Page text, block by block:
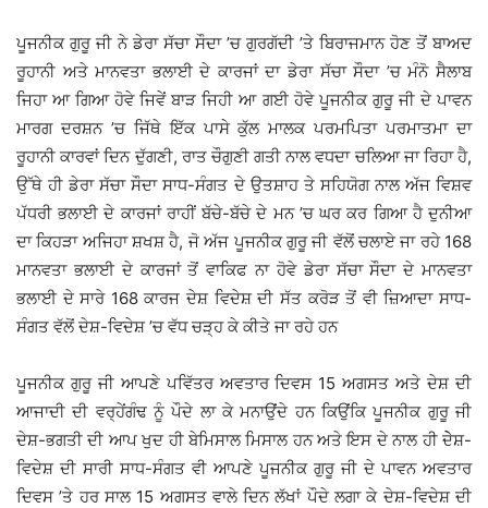
ਪੂਜਨੀਕ ਗੁਰੂ ਜੀ ਨੇ ਡੇਰਾ ਸੱਚਾ ਸੌਦਾ ’ਚ ਗੁਰਗੱਦੀ ’ਤੇ ਬਿਰਾਜਮਾਨ ਹੋਣ ਤੋਂ ਬਾਅਦ
ਰੂਹਾਨੀ ਅਤੇ ਮਾਨਵਤਾ ਭਲਾਈ ਦੇ ਕਾਰਜਾਂ ਦਾ ਡੇਰਾ ਸੱਚਾ ਸੌਦਾ ’ਚ ਮੰਨੋ ਸੈਲਾਬ
ਜਿਹਾ ਆ ਗਿਆ ਹੋਵੇ ਜਿਵੇਂ ਬਾੜ ਜਿਹੀ ਆ ਗਈ ਹੋਵੇ ਪੂਜਨੀਕ ਗੁਰੂ ਜੀ ਦੇ ਪਾਵਨ
ਮਾਰਗ ਦਰਸ਼ਨ ’ਚ ਜਿੱਥੇ ਇੱਕ ਪਾਸੇ ਕੁੱਲ ਮਾਲਕ ਪਰਮਪਿਤਾ ਪਰਮਾਤਮਾ ਦਾ
ਰੂਹਾਨੀ ਕਾਰਵਾਂ ਦਿਨ ਦੁੱਗਣੀ, ਰਾਤ ਚੌਗੁਣੀ ਗਤੀ ਨਾਲ ਵਧਦਾ ਚਲਿਆ ਜਾ ਰਿਹਾ ਹੈ,
ਉੱਥੇ ਹੀ ਡੇਰਾ ਸੱਚਾ ਸੌਦਾ ਸਾਧ-ਸੰਗਤ ਦੇ ਉਤਸ਼ਾਹ ਤੇ ਸਹਿਯੋਗ ਨਾਲ ਅੱਜ ਵਿਸ਼ਵ
ਪੱਧਰੀ ਭਲਾਈ ਦੇ ਕਾਰਜਾਂ ਰਾਹੀਂ ਬੱਚੇ-ਬੱਚੇ ਦੇ ਮਨ ’ਚ ਘਰ ਕਰ ਗਿਆ ਹੈ ਦੁਨੀਆ
ਦਾ ਕਿਹੜਾ ਅਜਿਹਾ ਸ਼ਖਸ਼ ਹੈ, ਜੋ ਅੱਜ ਪੂਜਨੀਕ ਗੁਰੂ ਜੀ ਵੱਲੋਂ ਚਲਾਏ ਜਾ ਰਹੇ 168
ਮਾਨਵਤਾ ਭਲਾਈ ਦੇ ਕਾਰਜਾਂ ਤੋਂ ਵਾਕਿਫ ਨਾ ਹੋਵੇ ਡੇਰਾ ਸੱਚਾ ਸੌਦਾ ਦੇ ਮਾਨਵਤਾ
ਭਲਾਈ ਦੇ ਸਾਰੇ 168 ਕਾਰਜ ਦੇਸ਼ ਵਿਦੇਸ਼ ਦੀ ਸੱਤ ਕਰੋੜ ਤੋਂ ਵੀ ਜ਼ਿਆਦਾ ਸਾਧ-
ਸੰਗਤ ਵੱਲੋਂ ਦੇਸ਼-ਵਿਦੇਸ਼ ’ਚ ਵੱਧ ਚੜ੍ਹ ਕੇ ਕੀਤੇ ਜਾ ਰਹੇ ਹਨ
ਪੂਜਨੀਕ ਗੁਰੂ ਜੀ ਆਪਣੇ ਪਵਿੱਤਰ ਅਵਤਾਰ ਦਿਵਸ 15 ਅਗਸਤ ਅਤੇ ਦੇਸ਼ ਦੀ
ਆਜਾਦੀ ਦੀ ਵਰ੍ਹੇਂਗੰਢ ਨੂੰ ਪੌਦੇ ਲਾ ਕੇ ਮਨਾਉਂਦੇ ਹਨ ਕਿਉਂਕਿ ਪੂਜਨੀਕ ਗੁਰੂ ਜੀ
ਦੇਸ਼-ਭਗਤੀ ਦੀ ਆਪ ਖੁਦ ਹੀ ਬੇਮਿਸਾਲ ਮਿਸਾਲ ਹਨ ਅਤੇ ਇਸ ਦੇ ਨਾਲ ਹੀ ਦੇੇਸ਼-
ਵਿਦੇਸ਼ ਦੀ ਸਾਰੀ ਸਾਧ-ਸੰਗਤ ਵੀ ਆਪਣੇ ਪੂਜਨੀਕ ਗੁਰੂ ਜੀ ਦੇ ਪਾਵਨ ਅਵਤਾਰ
ਦਿਵਸ ’ਤੇ ਹਰ ਸਾਲ 15 ਅਗਸਤ ਵਾਲੇ ਦਿਨ ਲੱਖਾਂ ਪੌਦੇ ਲਗਾ ਕੇ ਦੇਸ਼-ਵਿਦੇਸ਼ ਦੀ